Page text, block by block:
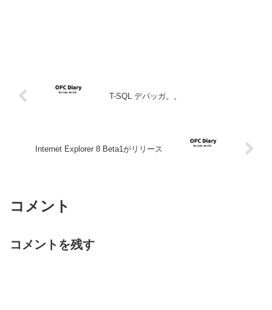
T-SQL デバッガ。。
Internet Explorer 8 Beta1がリリース
コメント
コメントを残す